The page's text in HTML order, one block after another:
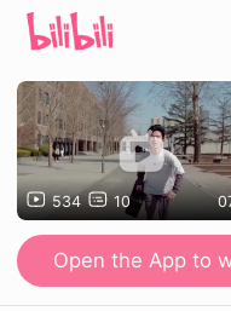
534 10
Open the App to